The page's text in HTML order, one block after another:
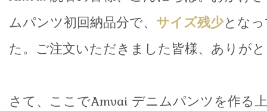
ムパンツ初回納品分で、 サイズ残少とな
た。ご注文いただきました皆様、ありが
さて、ここでAmvai デニムパンツを作る